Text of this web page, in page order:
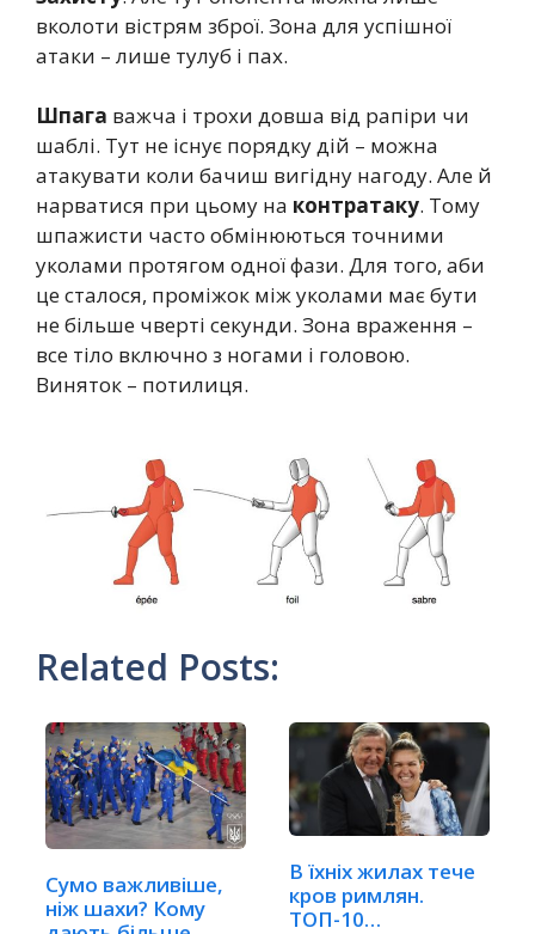
вколоти вістрям зброї. Зона для успішної
атаки – лише тулуб і пах.
Шпага важча і трохи довша від рапіри чи
шаблі. Тут не існує порядку дій – можна
атакувати коли бачиш вигідну нагоду. Але й
нарватися при цьому на контратаку. Тому
шпажисти часто обмінюються точними
уколами протягом одної фази. Для того, аби
це сталося, проміжок між уколами має бути
не більше чверті секунди. Зона враження –
все тіло включно з ногами і головою.
Виняток – потилиця.
Related Posts:
Сумо важливіше,
ніж шахи? Кому
В їхніх жилах тече
кров римлян.
ТОП-10